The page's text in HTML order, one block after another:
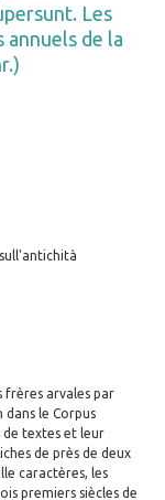
Les
annuels de la
frères arvales par
le Corpus
textes et leur
de près de deux
caractères, les
premiers siècles de